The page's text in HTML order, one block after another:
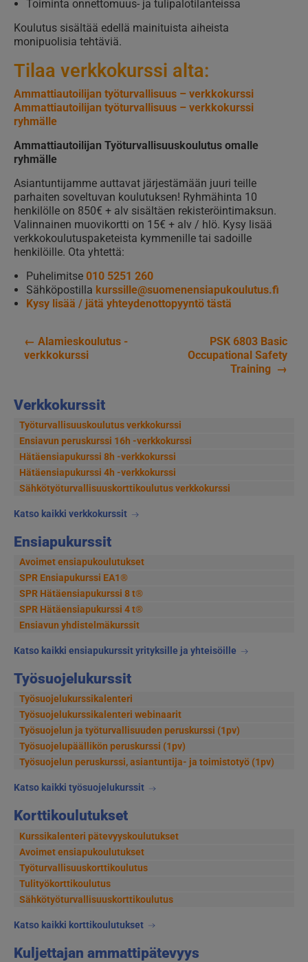
Verkkokurssit
Työturvallisuuskoulutus verkkokurssi
Ensiavun peruskurssi 16h -verkkokurssi
Hätäensiapukurssi 8h -verkkokurssi
Hätäensiapukurssi 4h -verkkokurssi
Sähkötyöturvallisuus­korttikoulutus verkkokurssi
Katso kaikki verkkokurssit
Ensiapukurssit
Avoimet ensiapukoulutukset
SPR Ensiapukurssi EA1®
SPR Hätäensiapukurssi 8 t®
SPR Hätäensiapukurssi 4 t®
Ensiavun yhdistelmäkurssit
Katso kaikki ensiapukurssit yrityksille ja yhteisöille
Työsuojelukurssit
Työsuojelukurssikalenteri
Työsuojelukurssikalenteri webinaarit
Työsuojelun ja työturvallisuuden peruskurssi (1pv)
Työsuojelupäällikön peruskurssi (1pv)
Työsuojelun peruskurssi, asiantuntija- ja toimistotyö (1pv)
Katso kaikki työsuojelukurssit
Korttikoulutukset
Kurssikalenteri pätevyyskoulutukset
Avoimet ensiapukoulutukset
Työturvallisuuskorttikoulutus
Tulityökorttikoulutus
Sähkötyöturvallisuuskorttikoulutus
Katso kaikki korttikoulutukset
Kuljettajan ammattipätevyys
Toiminta onnettomuus- ja tulipalotilanteissa
Koulutus sisältää edellä mainituista aiheista
monipuolisia tehtäviä.
Tilaa verkkokurssi alta:
Ammattiautoilijan työturvallisuus – verkkokurssi
Ammattiautoilijan työturvallisuus – verkkokurssi
ryhmälle
Ammattiautoilijan Työturvallisuuskoulutus omalle
ryhmälle
Asiantuntijamme auttavat järjestämään juuri teille
parhaiten soveltuvan koulutuksen! Ryhmähinta 10
henkilölle on 850€ + alv sisältäen rekisteröintimaksun.
Valinnainen muovikortti on 15€ + alv / hlö. Kysy lisää
verkkokoulutuspaketeista kymmenille tai sadoille
henkilöille. Ota yhtettä:
Puhelimitse 010 5251 260
Sähköpostilla kurssille@suomenensiapukoulutus.fi
Kysy lisää / jätä yhteydenottopyyntö tästä
Artikkelien
← Alamieskoulutus -
verkkokurssi
PSK 6803 Basic
Occupational Safety
Training →